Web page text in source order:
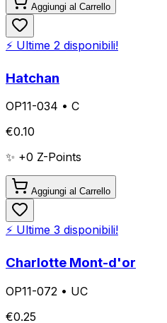
Aggiungi al Carrello
⚡ Ultime 2 disponibili!
Hatchan
OP11-034 • C
€0.10
✨ +0 Z-Points
Aggiungi al Carrello
⚡ Ultime 3 disponibili!
Charlotte Mont-d'or
OP11-072 • UC
€0.25